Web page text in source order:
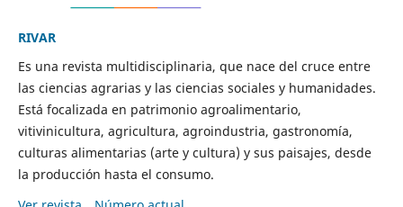
RIVAR
Es una revista multidisciplinaria, que nace del cruce entre
las ciencias agrarias y las ciencias sociales y humanidades.
Está focalizada en patrimonio agroalimentario,
vitivinicultura, agricultura, agroindustria, gastronomía,
culturas alimentarias (arte y cultura) y sus paisajes, desde
la producción hasta el consumo.